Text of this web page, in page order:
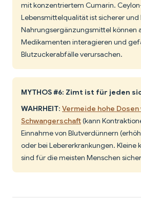
mit konzentriertem Cumarin.
Lebensmittelqualität ist sicherer
Nahrungsergänzungsmittel können
Medikamenten interagieren und
Blutzuckerabfälle verursachen.
MYTHOS #6: Zimt ist für jeden
WAHRHEIT: Vermeide hohe
Schwangerschaft(kann
Einnahme von Blutverdünnern
oder bei Lebererkrankungen. Kleine
sind für die meisten Menschen